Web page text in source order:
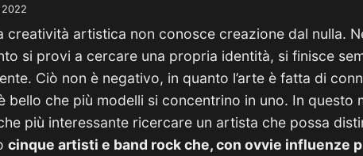
creatività artistica non conosce creazione dal nulla.
si provi a cercare una propria identità, si finisce
Ciò non è negativo, in quanto l’arte è fatta di
bello che più modelli si concentrino in uno. In questo
più interessante ricercare un artista che possa
cinque artisti e band rock che, con ovvie influenze